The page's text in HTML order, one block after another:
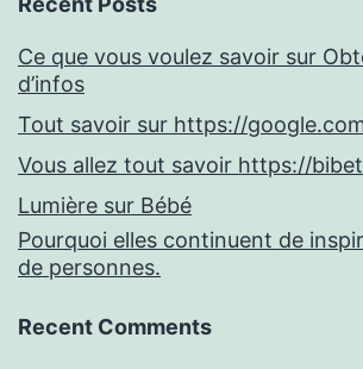
Ce que vous voulez savoir sur
d’infos
Tout savoir sur https://
Vous allez tout savoir https://
Lumière sur Bébé
Pourquoi elles continuent de
de personnes.
Recent Comments